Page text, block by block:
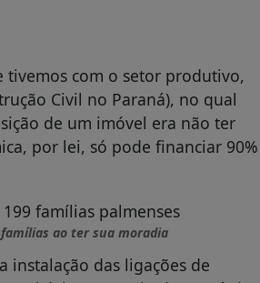
tivemos com o setor produtivo,
Civil no Paraná), no qual
de um imóvel era não ter
por lei, só pode financiar 90%
ao ter sua moradia
instalação das ligações de